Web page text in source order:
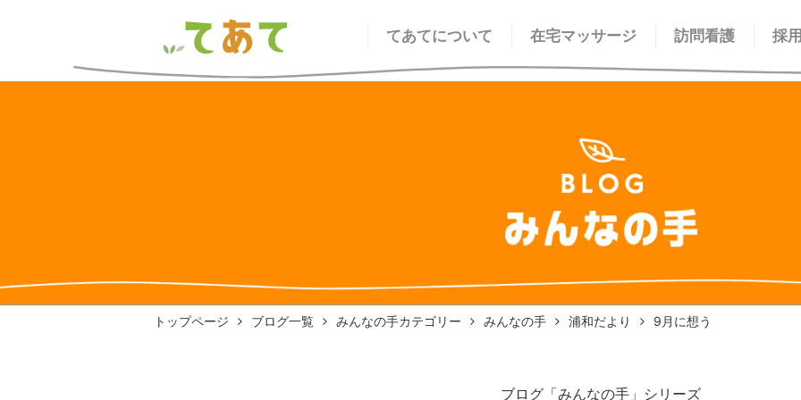
てあてについて 在宅マッサージ 訪問看護 採
トップページ ブログ一覧 みんなの手カテゴリー みんなの手 浦和だより 9月に想う
ブログ「みんなの手」シリーズ